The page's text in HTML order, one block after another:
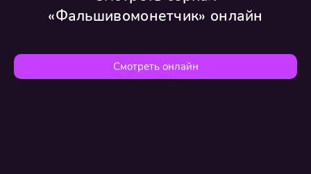
«Фальшивомонетчик» онлайн
Смотреть онлайн